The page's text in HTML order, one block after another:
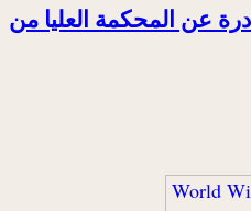
عن المحكمة العليا من